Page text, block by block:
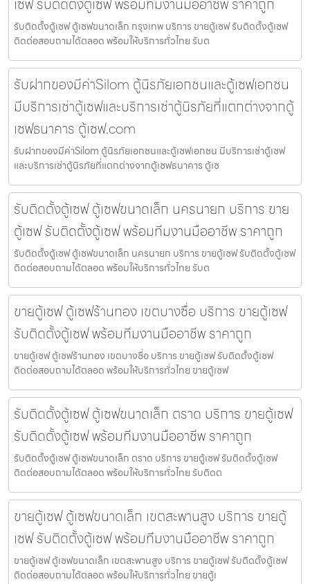
เซฟ รับติดตั้งตู้เซฟ พร้อมทีมงานมืออาชีพ ราคาถูก
รับติดตั้งตู้เซฟ ตู้เซฟขนาดเล็ก กรุงเทพ บริการ ขายตู้เซฟ รับติดตั้งตู้เซฟ
ติดต่อสอบถามได้ตลอด พร้อมให้บริการทั่วไทย รับต
รับฝากของมีค่าSilom ตู้นิรภัยเอกชนและตู้เซฟเอกชน
มีบริการเช่าตู้เซฟและบริการเช่าตู้นิรภัยที่แตกต่างจากตู้
เซฟธนาคาร ตู้เซฟ.com
รับฝากของมีค่าSilom ตู้นิรภัยเอกชนและตู้เซฟเอกชน มีบริการเช่าตู้เซฟ
และบริการเช่าตู้นิรภัยที่แตกต่างจากตู้เซฟธนาคาร ตู้เซ
รับติดตั้งตู้เซฟ ตู้เซฟขนาดเล็ก นครนายก บริการ ขาย
ตู้เซฟ รับติดตั้งตู้เซฟ พร้อมทีมงานมืออาชีพ ราคาถูก
รับติดตั้งตู้เซฟ ตู้เซฟขนาดเล็ก นครนายก บริการ ขายตู้เซฟ รับติดตั้งตู้เซฟ
ติดต่อสอบถามได้ตลอด พร้อมให้บริการทั่วไทย รับต
ขายตู้เซฟ ตู้เซฟร้านทอง เขตบางซื่อ บริการ ขายตู้เซฟ
รับติดตั้งตู้เซฟ พร้อมทีมงานมืออาชีพ ราคาถูก
ขายตู้เซฟ ตู้เซฟร้านทอง เขตบางซื่อ บริการ ขายตู้เซฟ รับติดตั้งตู้เซฟ
ติดต่อสอบถามได้ตลอด พร้อมให้บริการทั่วไทย ขายตู้เซฟ
รับติดตั้งตู้เซฟ ตู้เซฟขนาดเล็ก ตราด บริการ ขายตู้เซฟ
รับติดตั้งตู้เซฟ พร้อมทีมงานมืออาชีพ ราคาถูก
รับติดตั้งตู้เซฟ ตู้เซฟขนาดเล็ก ตราด บริการ ขายตู้เซฟ รับติดตั้งตู้เซฟ
ติดต่อสอบถามได้ตลอด พร้อมให้บริการทั่วไทย รับติดต
ขายตู้เซฟ ตู้เซฟขนาดเล็ก เขตสะพานสูง บริการ ขายตู้
เซฟ รับติดตั้งตู้เซฟ พร้อมทีมงานมืออาชีพ ราคาถูก
ขายตู้เซฟ ตู้เซฟขนาดเล็ก เขตสะพานสูง บริการ ขายตู้เซฟ รับติดตั้งตู้เซฟ
ติดต่อสอบถามได้ตลอด พร้อมให้บริการทั่วไทย ขายตู้เ